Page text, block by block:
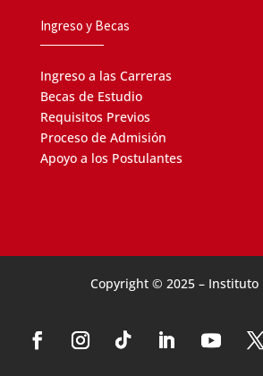
Ingreso y Becas
Ingreso a las Carreras
Becas de Estudio
Requisitos Previos
Proceso de Admisión
Apoyo a los Postulantes
Copyright © 2025 – Instituto